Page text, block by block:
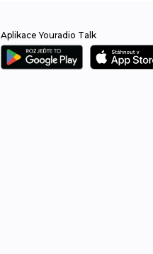
Aplikace Youradio Talk